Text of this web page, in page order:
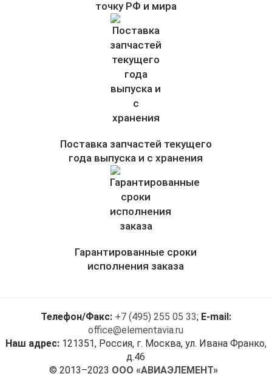
точку РФ и мира
Поставка запчастей текущего
года выпуска и с хранения
Гарантированные сроки
исполнения заказа
Телефон/Факс: +7 (495) 255 05 33; E-mail:
office@elementavia.ru
Наш адрес: 121351, Россия, г. Москва, ул. Ивана Франко,
д.46
© 2013–2023 ООО «АВИАЭЛЕМЕНТ»